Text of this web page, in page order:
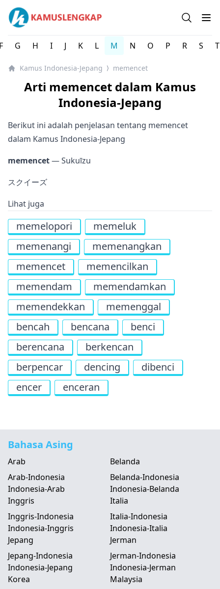
Kamus Lengkap Indonesia-Jepang - Kamus Bahasa
Open
G H I J K L M N O P R S T
Kamus Indonesia-Jepang ⟩ memencet
Arti memencet dalam Kamus
Indonesia-Jepang
Berikut ini adalah penjelasan tentang memencet
dalam Kamus Indonesia-Jepang
memencet— Sukuīzu
スクイーズ
Lihat juga
memelopori
memeluk
memenangi
memenangkan
memencet
memencilkan
memendam
memendamkan
memendekkan
memenggal
bencah
bencana
benci
berencana
berkencan
berpencar
dencing
dibenci
encer
enceran
Bahasa Asing
Arab
Arab-Indonesia
Indonesia-Arab
Belanda
Belanda-Indonesia
Indonesia-Belanda
Inggris
Inggris-Indonesia
Indonesia-Inggris
Italia
Italia-Indonesia
Indonesia-Italia
Jepang
Jepang-Indonesia
Indonesia-Jepang
Jerman
Jerman-Indonesia
Indonesia-Jerman
Korea
Malaysia